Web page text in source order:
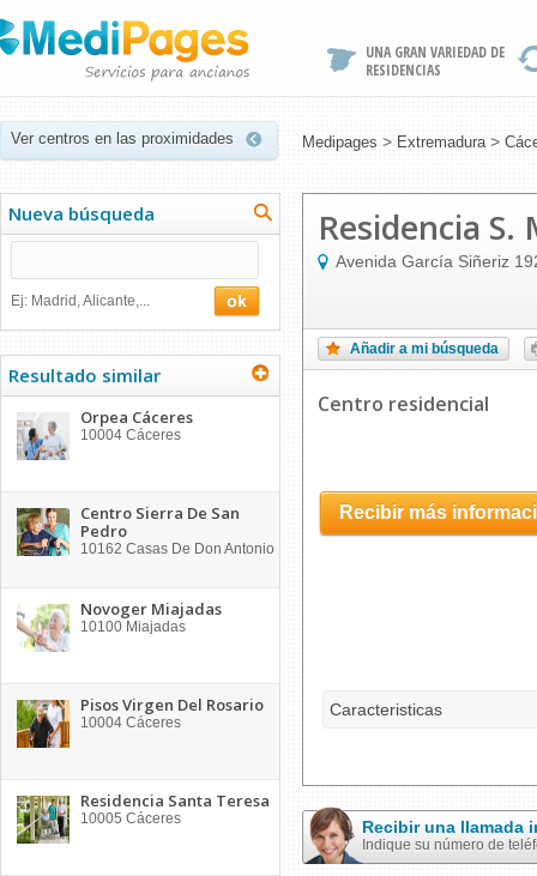
UNA GRAN VARIEDAD DE
RESIDENCIAS
Ver centros en las proximidades Medipages > Extremadura >
Nueva búsqueda
Ej: Madrid, Alicante,...
Resultado similar
Orpea Cáceres
10004 Cáceres
Centro Sierra De San
Pedro
10162 Casas De Don Antonio
Novoger Miajadas
10100 Miajadas
Pisos Virgen Del Rosario
10004 Cáceres
Residencia Santa Teresa
10005 Cáceres
Residencia
Avenida García Siñeriz
Añadir a mi búsqueda
Centro residencial
Recibir más
Caracteristicas
Recibir una llamada
Indique su número de